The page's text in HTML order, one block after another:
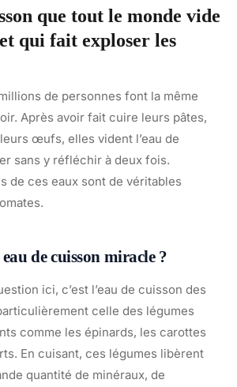
que tout le monde vide
qui fait exploser les
de personnes font la même
Après avoir fait cuire leurs pâtes,
œufs, elles vident l’eau de
sans y réfléchir à deux fois.
de ces eaux sont de véritables
eau de cuisson miracle ?
ici, c’est l’eau de cuisson des
celle des légumes
comme les épinards, les carottes
En cuisant, ces légumes libèrent
quantité de minéraux, de